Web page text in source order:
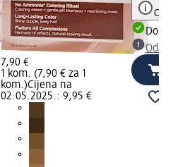
7,90 €
1 kom. (7,90 € za 1
kom.)Cijena na
02.05.2025.: 9,95 €